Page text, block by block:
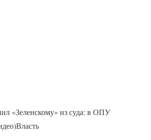
«Зеленскому» из суда: в ОПУ